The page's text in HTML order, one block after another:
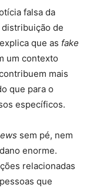
falsa da
de
que as fake
um contexto
mais
que para o
específicos.
sem pé, nem
enorme.
relacionadas
que